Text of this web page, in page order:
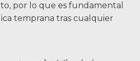
por lo que es fundamental
temprana tras cualquier